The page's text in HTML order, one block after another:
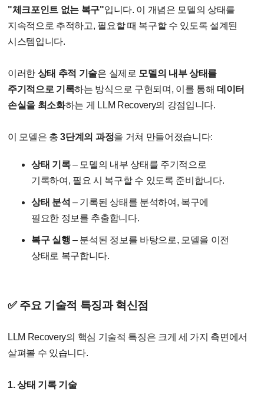
"체크포인트 없는 복구"입니다. 이 개념은 모델의 상태를
지속적으로 추적하고, 필요할 때 복구할 수 있도록 설계된
시스템입니다.
이러한 상태 추적 기술은 실제로 모델의 내부 상태를
주기적으로 기록하는 방식으로 구현되며, 이를 통해데이터
손실을 최소화하는 게 LLM Recovery의 강점입니다.
이 모델은 총3단계의 과정을 거쳐 만들어졌습니다:
상태 기록– 모델의 내부 상태를 주기적으로
기록하여, 필요 시 복구할 수 있도록 준비합니다.
상태 분석 – 기록된 상태를 분석하여, 복구에
필요한 정보를 추출합니다.
복구 실행 – 분석된 정보를 바탕으로, 모델을 이전
상태로 복구합니다.
✅ 주요 기술적 특징과 혁신점
LLM Recovery의 핵심 기술적 특징은 크게 세 가지 측면에서
살펴볼 수 있습니다.
1. 상태 기록 기술